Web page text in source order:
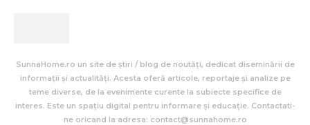
SunnaHome.ro un site de știri / blog de noutăți, dedicat diseminării de
informații și actualități. Acesta oferă articole, reportaje și analize pe
teme diverse, de la evenimente curente la subiecte specifice de
interes. Este un spațiu digital pentru informare și educație. Contactati-
ne oricand la adresa: contact@sunnahome.ro